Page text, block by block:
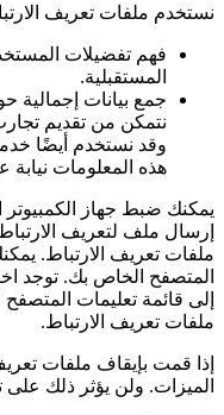
نستخدم ملفات تعريف
فهم تفضيلات
المستقبلية.
جمع بيانات إجمالية
نتمكن من تقديم
وقد نستخدم أيضًا
هذه المعلومات نيابة
يمكنك ضبط جهاز
إرسال ملف لتعريف
ملفات تعريف الارتباط.
المتصفح الخاص بك. توجد
إلى قائمة تعليمات
ملفات تعريف الارتباط.
إذا قمت بإيقاف ملفات
الميزات. ولن يؤثر ذلك